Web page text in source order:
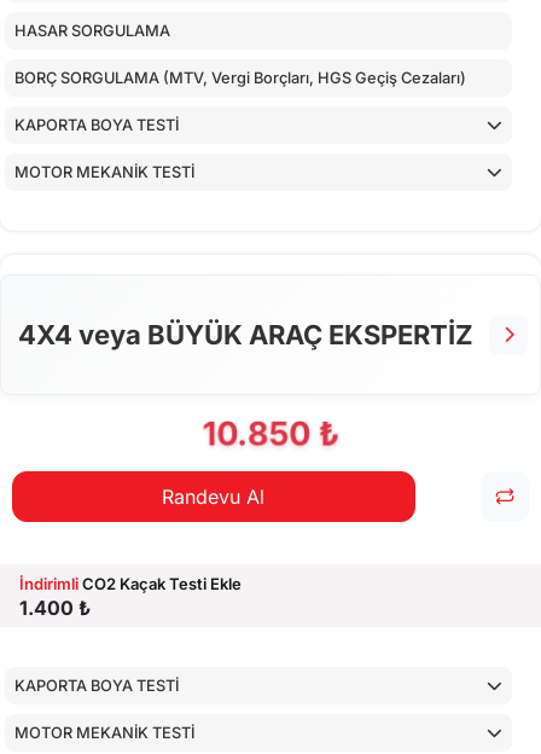
HASAR SORGULAMA
BORÇ SORGULAMA (MTV, Vergi Borçları, HGS Geçiş Cezaları)
KAPORTA BOYA TESTİ
MOTOR MEKANİK TESTİ
4X4 veya BÜYÜK ARAÇ EKSPERTİZ
10.850 ₺
Randevu Al
İndirimliCO2 Kaçak Testi Ekle
1.400 ₺
KAPORTA BOYA TESTİ
MOTOR MEKANİK TESTİ